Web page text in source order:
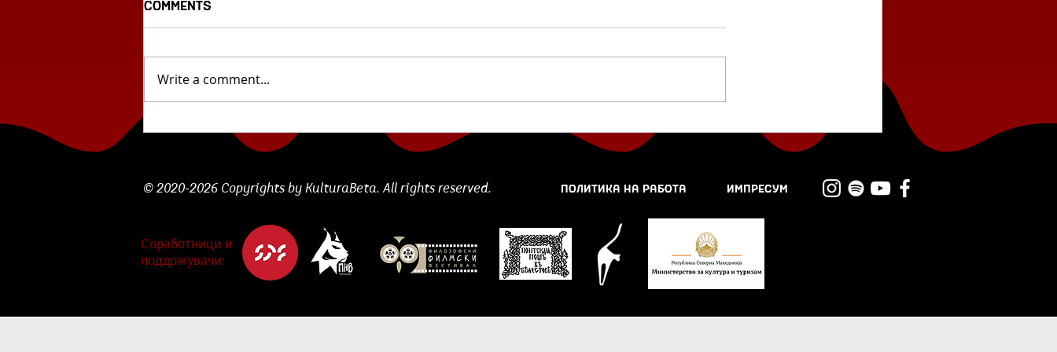
,,Дервиши" на
Петровски
„Прозаични стихови“ на
Катами
ги очите“ од Виктор
Comments
Write a comment...
© 2020-2026 Copyrights by KulturaBeta. All rights reserved. ИМПРЕСУМ
ПОЛИТИКА НА РАБОТА
Соработници и
поддржувачи: